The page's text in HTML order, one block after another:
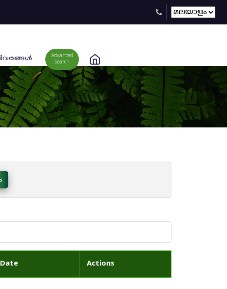
Advanced
Search
Actions